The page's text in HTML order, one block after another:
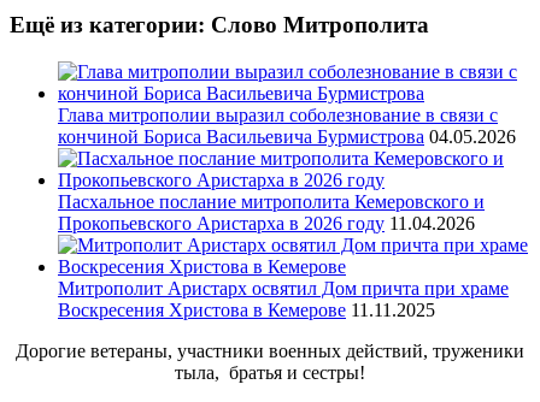
Ещё из категории: Слово Митрополита
Глава митрополии выразил соболезнование в связи с
кончиной Бориса Васильевича Бурмистрова 04.05.2026
Пасхальное послание митрополита Кемеровского и
Прокопьевского Аристарха в 2026 году 11.04.2026
Митрополит Аристарх освятил Дом причта при храме
Воскресения Христова в Кемерове 11.11.2025
Дорогие ветераны, участники военных действий, труженики
тыла, братья и сестры!